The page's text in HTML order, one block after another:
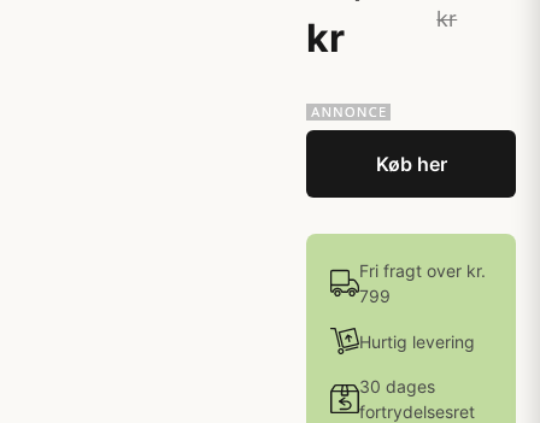
kr
kr
Køb her
Fri fragt over kr.
799
Hurtig levering
30 dages
fortrydelsesret